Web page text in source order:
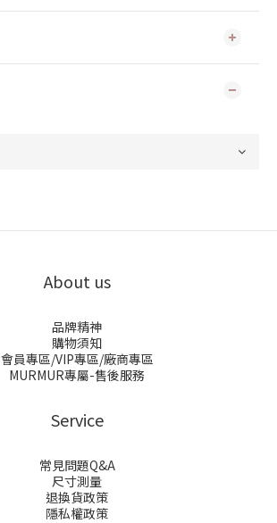
About us
品牌精神
購物須知
會員專區/VIP專區/廠商專區
MURMUR專屬-售後服務
Service
常見問題Q&A
尺寸測量
退換貨政策
隱私權政策